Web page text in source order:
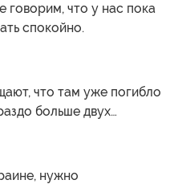
говорим, что у нас пока
спокойно.
что там уже погибло
больше двух…
нужно